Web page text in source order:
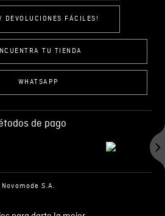
DEVOLUCIONES FÁCILES!
TU TIENDA
WHATSAPP
de pago
Novomode S.A.